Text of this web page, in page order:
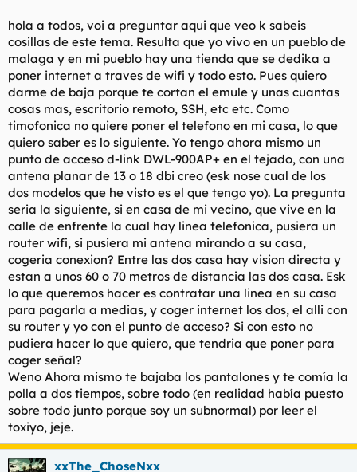
hola a todos, voi a preguntar aqui que veo k sabeis
cosillas de este tema. Resulta que yo vivo en un pueblo de
malaga y en mi pueblo hay una tienda que se dedika a
poner internet a traves de wifi y todo esto. Pues quiero
darme de baja porque te cortan el emule y unas cuantas
cosas mas, escritorio remoto, SSH, etc etc. Como
timofonica no quiere poner el telefono en mi casa, lo que
quiero saber es lo siguiente. Yo tengo ahora mismo un
punto de acceso d-link DWL-900AP+ en el tejado, con una
antena planar de 13 o 18 dbi creo (esk nose cual de los
dos modelos que he visto es el que tengo yo). La pregunta
seria la siguiente, si en casa de mi vecino, que vive en la
calle de enfrente la cual hay linea telefonica, pusiera un
router wifi, si pusiera mi antena mirando a su casa,
cogeria conexion? Entre las dos casa hay vision directa y
estan a unos 60 o 70 metros de distancia las dos casa. Esk
lo que queremos hacer es contratar una linea en su casa
para pagarla a medias, y coger internet los dos, el alli con
su router y yo con el punto de acceso? Si con esto no
pudiera hacer lo que quiero, que tendria que poner para
coger señal?
Weno Ahora mismo te bajaba los pantalones y te comía la
polla a dos tiempos, sobre todo (en realidad había puesto
sobre todo junto porque soy un subnormal) por leer el
toxiyo, jeje.
xxThe_ChoseNxx